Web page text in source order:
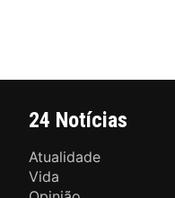
24 Notícias
Atualidade
Vida